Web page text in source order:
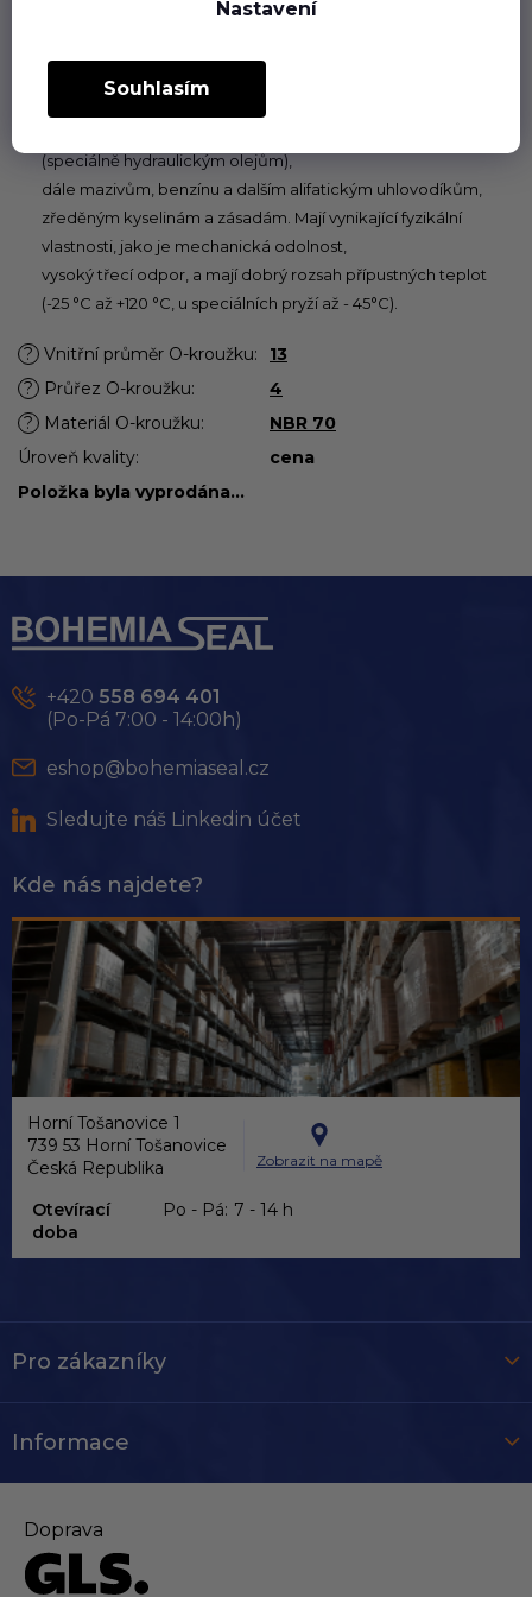
Nastavení
Souhlasím
(speciálně hydraulickým olejům),
dále mazivům, benzínu a dalším alifatickým uhlovodíkům,
zředěným kyselinám a zásadám. Mají vynikající fyzikální
vlastnosti, jako je mechanická odolnost,
vysoký třecí odpor, a mají dobrý rozsah přípustných teplot
(-25 °C až +120 °C, u speciálních pryží až - 45°C).
? Vnitřní průměr O-kroužku:
13
?
Průřez O-kroužku:
4
?
Materiál O-kroužku:
NBR 70
Úroveň kvality:
cena
Položka byla vyprodána…
p
+420 558 694 401
(Po-Pá 7:00 - 14:00h)
eshop@bohemiaseal.cz
Sledujte náš Linkedin účet
Pro zákazníky
Informace
Kde nás najdete?
Horní Tošanovice 1
739 53 Horní Tošanovice
Česká Republika
Zobrazit na mapě
Otevírací
doba
Po - Pá: 7 - 14 h
Doprava